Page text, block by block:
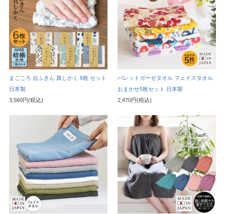
まごころ 台ふきん 真しかく 6枚 セット
日本製
3,560円(税込)
パレットガーゼタオル フェイスタオル
おまかせ5枚セット 日本製
2,470円(税込)